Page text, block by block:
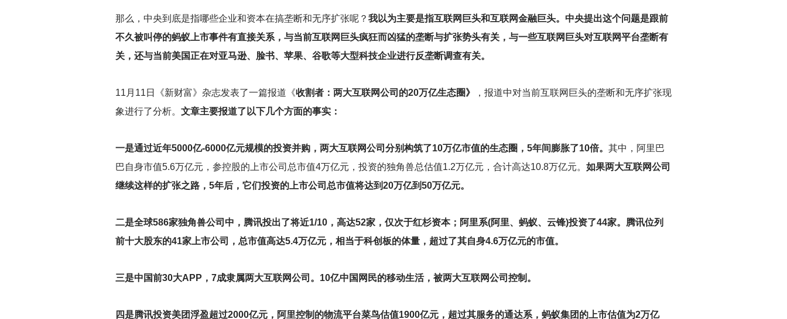
那么，中央到底是指哪些企业和资本在搞垄断和无序扩张呢？ 我以为主要是指互联网巨头和互联网金融巨头。中央提出这个问题是跟前
不久被叫停的蚂蚁上市事件有直接关系，与当前互联网巨头疯狂而凶猛的垄断与扩张势头有关，与一些互联网巨头对互联网平台垄断有
关，还与当前美国正在对亚马逊、脸书、苹果、谷歌等大型科技企业进行反垄断调查有关。
11 月11日《新财富》杂志发表了一篇报道《收割者：两大互联网公司的20万亿生态圈》
，报道中对当前互联网巨头的垄断和无序扩张现
象进行了分析。 文章主要报道了以下几个方面的事实：
一是通过近年5000亿-6000亿元规模的投资并购，两大互联网公司分别构筑了10万亿市值的生态圈，5年间膨胀了10倍。 其中，阿里巴
巴自身市值5.6万亿元，参控股的上市公司总市值4万亿元，投资的独角兽总估值1.2万亿元，合计高达10.8万亿元。 如果两大互联网公司
继续这样的扩张之路，5年后，它们投资的上市公司总市值将达到20万亿到50万亿元。
二是全球586家独角兽公司中，腾讯投出了将近1/10，高达52家，仅次于红杉资本；阿里系(阿里、蚂蚁、云锋)投资了44家。腾讯位列
前十大股东的41家上市公司，总市值高达5.4万亿元，相当于科创板的体量，超过了其自身4.6万亿元的市值。
三是中国前30大APP，7成隶属两大互联网公司。10亿中国网民的移动生活，被两大互联网公司控制。
四是腾讯投资美团浮盈超过2000亿元，阿里控制的物流平台菜鸟估值1900亿元，超过其服务的通达系，蚂蚁集团的上市估值为2万亿